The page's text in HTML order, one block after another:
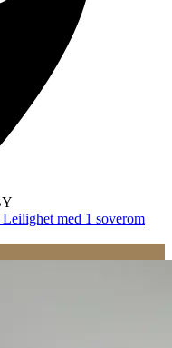
med 1 soverom